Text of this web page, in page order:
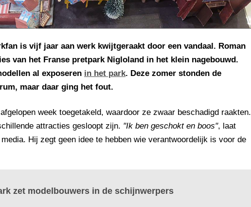
is vijf jaar aan werk kwijtgeraakt door een vandaal. Roman
van het Franse pretpark Nigloland in het klein nagebouwd.
al exposeren in het park. Deze zomer stonden de
maar daar ging het fout.
week toegetakeld, waardoor ze zwaar beschadigd raakten.
attracties gesloopt zijn. "Ik ben geschokt en boos", laat
Hij zegt geen idee te hebben wie verantwoordelijk is voor de
zet modelbouwers in de schijnwerpers